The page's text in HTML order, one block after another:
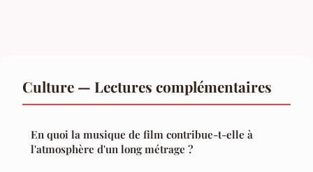
Culture — Lectures complémentaires
En quoi la musique de film contribue-t-elle à
l'atmosphère d'un long métrage ?